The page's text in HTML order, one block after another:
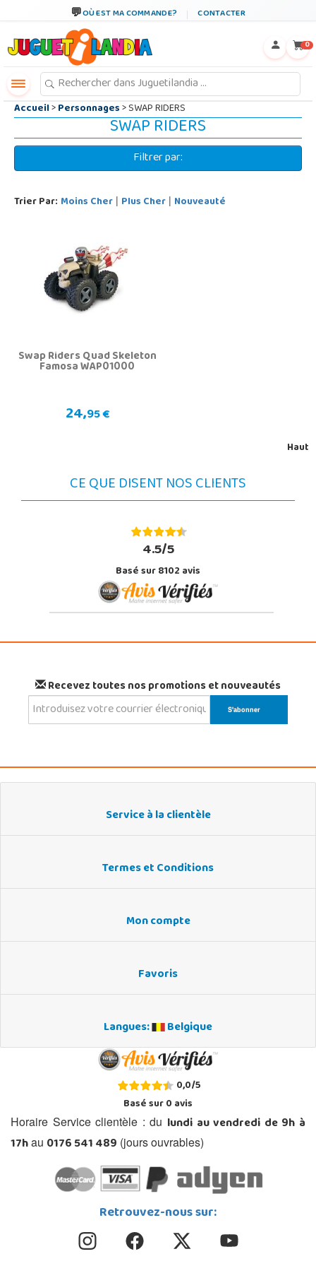
OÙ EST MA COMMANDE? CONTACTER
0
Accueil>Personnages> SWAP RIDERS
SWAP RIDERS
Filtrer par:
Trier Par: Moins Cher | Plus Cher | Nouveauté
Swap Riders Quad Skeleton
Famosa WAP01000
24,95 €
Haut
CE QUE DISENT NOS CLIENTS
4.5/5
Basé sur 8102 avis
Recevez toutes nos promotions et nouveautés
Service à la clientèle
Termes et Conditions
Mon compte
Favoris
Langues: Belgique
0,0/5
Basé sur0avis
Horaire Service clientèle : du lundi au vendredi de 9h à
17hau 0176 541 489 (jours ouvrables)
Retrouvez-nous sur: